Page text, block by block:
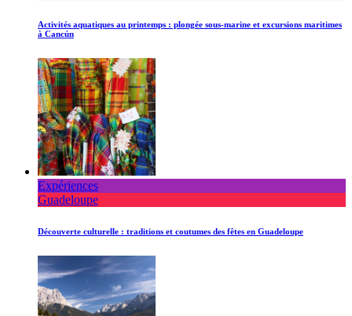
Activités aquatiques au printemps : plongée sous-marine et excursions maritimes
à Cancún
Expériences
Guadeloupe
Découverte culturelle : traditions et coutumes des fêtes en Guadeloupe